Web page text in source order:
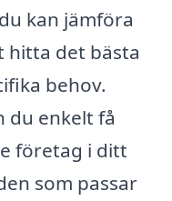
kan jämföra
hitta det bästa
behov.
du enkelt få
företag i ditt
som passar